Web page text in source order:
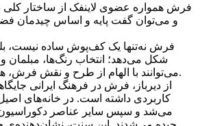
فرش همواره عضوی لاینفک از ساختار کلی
و می‌توان گفت پایه و اساس چیدمان
فرش نه‌تنها یک کف‌پوش ساده نیست،
شکل می‌دهد؛ انتخاب رنگ‌ها، مبلمان
می‌توانند با الهام از طرح و نقش فرش، هماهنگ و هم‌راستا شوند.
از دیرباز، فرش در فرهنگ ایرانی
کاربردی داشته است. در خانه‌های اصیل
می‌شد و سپس سایر عناصر دکوراسیون